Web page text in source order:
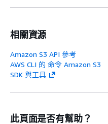
相關資源
Amazon S3 API 參考
AWS CLI 的 命令 Amazon S3
SDK 與工具
此頁面是否有幫助？